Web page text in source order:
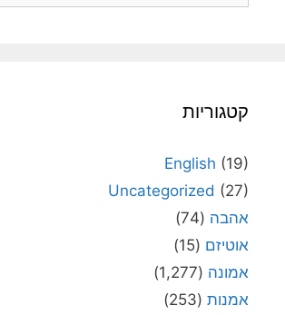
קטגוריות
English (19)
Uncategorized (27)
אהבה (74)
אוטיזם (15)
אמונה (1,277)
אמנות (253)